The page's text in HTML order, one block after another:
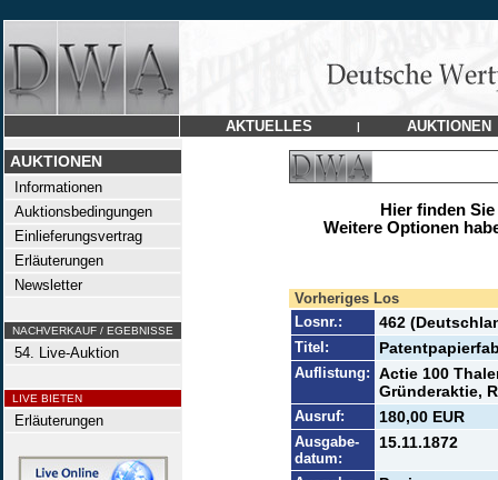
AKTUELLES | AUKTIONEN
AUKTIONEN
Informationen
Auktionsbedingungen
Einlieferungsvertrag
Erläuterungen
Newsletter
NACHVERKAUF / EGEBNISSE
54. Live-Auktion
LIVE BIETEN
Erläuterungen
Hier finden
Weitere Optionen
Vorheriges Los
Losnr.:
462
Titel:
Auflistung: Actie 100
Gründeraktie,
Ausruf: 180,00 EUR
Ausgabe-
datum:
15.11.1872